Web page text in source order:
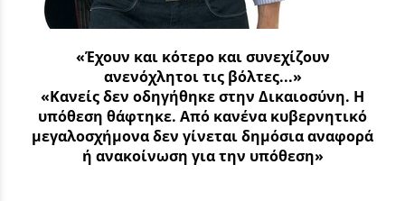
«Έχουν και κότερο και συνεχίζουν
ανενόχλητοι τις βόλτες...»
«Κανείς δεν οδηγήθηκε στην Δικαιοσύνη. Η
υπόθεση θάφτηκε. Από κανένα κυβερνητικό
μεγαλοσχήμονα δεν γίνεται δημόσια αναφορά
ή ανακοίνωση για την υπόθεση»